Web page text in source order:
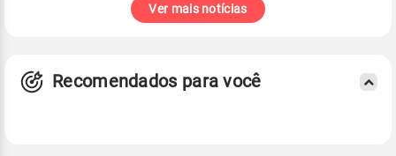
Ver mais notícias
Recomendados para você